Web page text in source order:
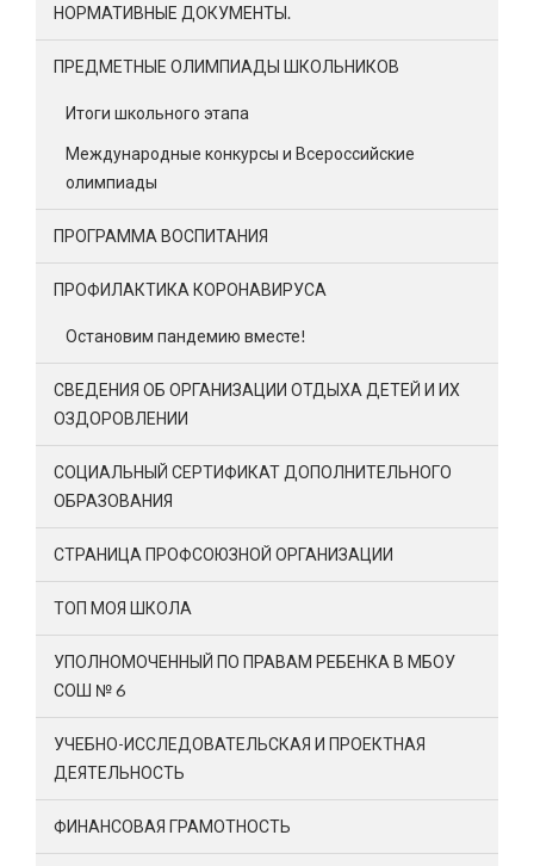
НОРМАТИВНЫЕ ДОКУМЕНТЫ.
ПРЕДМЕТНЫЕ ОЛИМПИАДЫ ШКОЛЬНИКОВ
Итоги школьного этапа
Международные конкурсы и Всероссийские
олимпиады
ПРОГРАММА ВОСПИТАНИЯ
ПРОФИЛАКТИКА КОРОНАВИРУСА
Остановим пандемию вместе!
СВЕДЕНИЯ ОБ ОРГАНИЗАЦИИ ОТДЫХА ДЕТЕЙ И ИХ
ОЗДОРОВЛЕНИИ
СОЦИАЛЬНЫЙ СЕРТИФИКАТ ДОПОЛНИТЕЛЬНОГО
ОБРАЗОВАНИЯ
СТРАНИЦА ПРОФСОЮЗНОЙ ОРГАНИЗАЦИИ
ТОП МОЯ ШКОЛА
УПОЛНОМОЧЕННЫЙ ПО ПРАВАМ РЕБЕНКА В МБОУ
СОШ № 6
УЧЕБНО-ИССЛЕДОВАТЕЛЬСКАЯ И ПРОЕКТНАЯ
ДЕЯТЕЛЬНОСТЬ
ФИНАНСОВАЯ ГРАМОТНОСТЬ